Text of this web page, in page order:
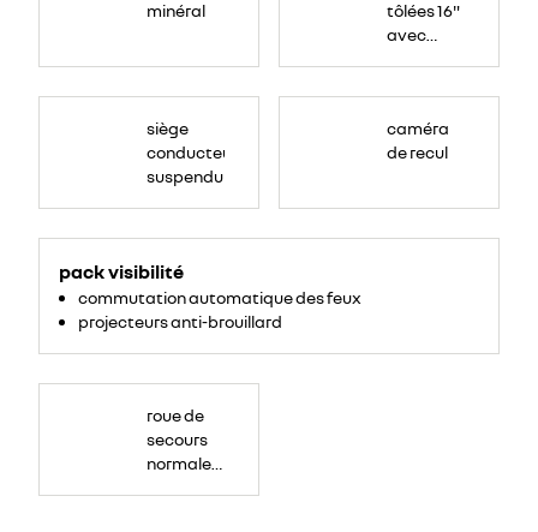
minéral
tôlées 16"
avec
siège
conducteur
suspendu
anti-
brouillard</li>
<li>commutation
des
</ul>
pack visibilité
commutation automatique des feux
projecteurs anti-brouillard
caméra
de recul
roue de
secours
normale